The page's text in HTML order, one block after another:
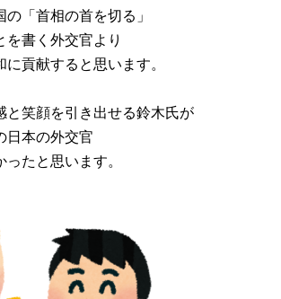
「首相の首を切る」
書く外交官より
貢献すると思います。
と笑顔を引き出せる鈴木氏が
日本の外交官
たと思います。